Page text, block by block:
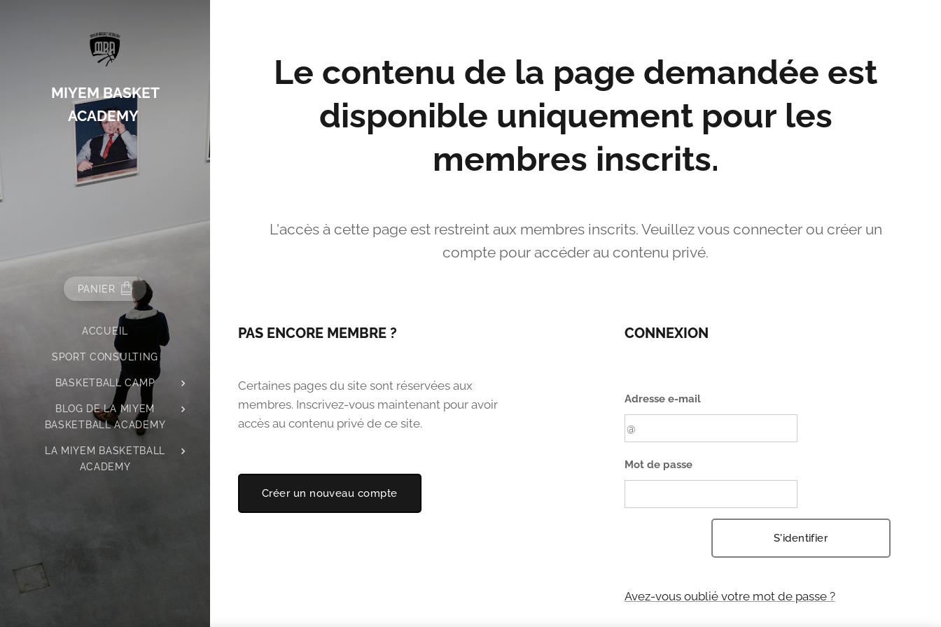
MIYEM BASKET
ACADEMY
PANIER
ACCUEIL
SPORT CONSULTING
BASKETBALL CAMP
BLOG DE LA MIYEM
BASKETBALL ACADEMY
LA MIYEM BASKETBALL
ACADEMY
Le contenu de la page demandée est
disponible uniquement pour les
membres inscrits.
L'accès à cette page est restreint aux membres inscrits. Veuillez vous connecter ou créer un
compte pour accéder au contenu privé.
PAS ENCORE MEMBRE ?
Certaines pages du site sont réservées aux
membres. Inscrivez-vous maintenant pour avoir
accès au contenu privé de ce site.
Créer un nouveau compte
CONNEXION
Adresse e-mail
Mot de passe
S'identifier
Avez-vous oublié votre mot de passe ?